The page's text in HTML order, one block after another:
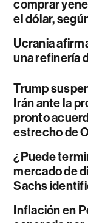
comprar
el dólar,
Ucrania
una refinería
Trump
Irán ante la
pronto
estrecho de
¿Puede
mercado de
Sachs
Inflación en